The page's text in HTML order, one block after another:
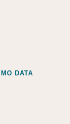
DATA